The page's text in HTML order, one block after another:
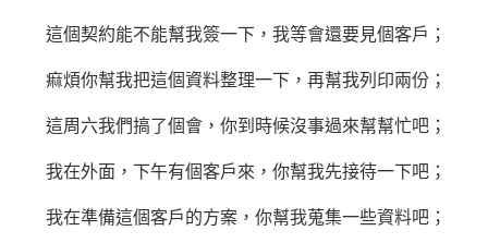
這個契約能不能幫我簽一下，我等會還要見個客戶；
痲煩你幫我把這個資料整理一下，再幫我列印兩份；
這周六我們搞了個會，你到時候沒事過來幫幫忙吧；
我在外面，下午有個客戶來，你幫我先接待一下吧；
我在準備這個客戶的方案，你幫我蒐集一些資料吧；